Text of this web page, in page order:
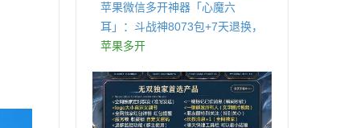
苹果微信多开神器「心魔六
耳」：斗战神8073包+7天退换，
认准拍拍卡激活码商城
苹果多开